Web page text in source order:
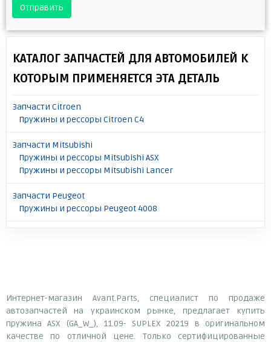
Отправить
КАТАЛОГ ЗАПЧАСТЕЙ ДЛЯ АВТОМОБИЛЕЙ К
КОТОРЫМ ПРИМЕНЯЕТСЯ ЭТА ДЕТАЛЬ
Запчасти Citroen
Пружины и рессоры Citroen C4
Запчасти Mitsubishi
Пружины и рессоры Mitsubishi ASX
Пружины и рессоры Mitsubishi Lancer
Запчасти Peugeot
Пружины и рессоры Peugeot 4008
Интернет-магазин Avant.Parts, специалист по продаже
автозапчастей на украинском рынке, предлагает купить
пружина ASX (GA_W_), 11.09- SUPLEX 20219 в оригинальном
качестве по отличной цене. Только сертифицированные